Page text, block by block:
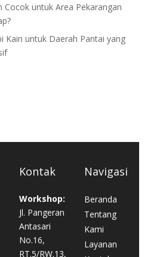
Cocok untuk Area Pekarangan
Kain untuk Daerah Pantai yang
Kontak
Workshop:
Jl. Pangeran
Antasari
No.16,
RT.5/RW.13,
Navigasi
Beranda
Tentang
Kami
Layanan